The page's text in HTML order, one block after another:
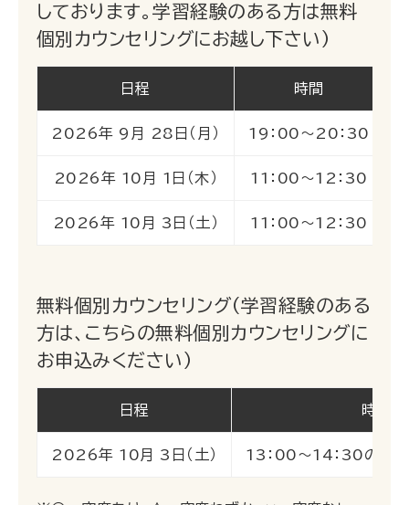
しております。学習経験のある方は無料
個別カウンセリングにお越し下さい）
日程 時間
2026年 9月 28日（月） 19：00～20：30
2026年 10月 1日（木） 11：00～12：30
2026年 10月 3日（土） 11：00～12：30
無料個別カウンセリング（学習経験のある
方は、こちらの無料個別カウンセリングに
お申込みください）
日程 時間
2026年 10月 3日（土） 13：00～14：30の間